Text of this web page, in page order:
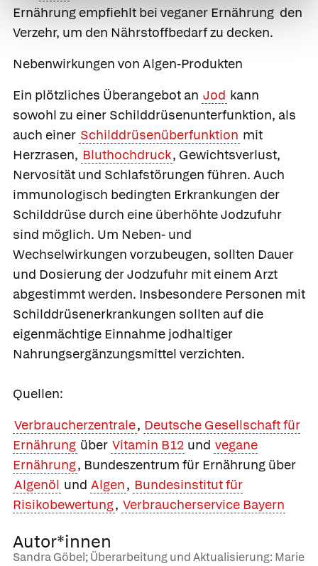
Ernährung empfiehlt bei veganer Ernährung den
Verzehr, um den Nährstoffbedarf zu decken.
Nebenwirkungen von Algen-Produkten
Ein plötzliches Überangebot an Jod kann
sowohl zu einer Schilddrüsenunterfunktion, als
auch einer Schilddrüsenüberfunktion mit
Herzrasen, Bluthochdruck, Gewichtsverlust,
Nervosität und Schlafstörungen führen. Auch
immunologisch bedingten Erkrankungen der
Schilddrüse durch eine überhöhte Jodzufuhr
sind möglich. Um Neben- und
Wechselwirkungen vorzubeugen, sollten Dauer
und Dosierung der Jodzufuhr mit einem Arzt
abgestimmt werden. Insbesondere Personen mit
Schilddrüsenerkrankungen sollten auf die
eigenmächtige Einnahme jodhaltiger
Nahrungsergänzungsmittel verzichten.
Quellen:
Verbraucherzentrale, Deutsche Gesellschaft für
Ernährung über Vitamin B12 und vegane
Ernährung, Bundeszentrum für Ernährung über
Algenöl und Algen, Bundesinstitut für
Risikobewertung, Verbraucherservice Bayern
Autor*innen
Sandra Göbel; Überarbeitung und Aktualisierung: Marie